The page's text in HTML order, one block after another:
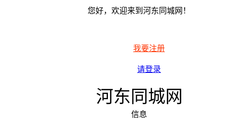
您好，欢迎来到河东同城网！
我要注册
请登录
河东同城网
信息